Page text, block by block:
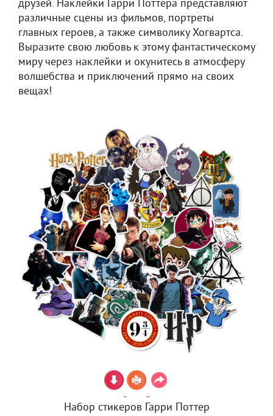
друзей. Наклейки Гарри Поттера представляют
различные сцены из фильмов, портреты
главных героев, а также символику Хогвартса.
Выразите свою любовь к этому фантастическому
миру через наклейки и окунитесь в атмосферу
волшебства и приключений прямо на своих
вещах!
Набор стикеров Гарри Поттер